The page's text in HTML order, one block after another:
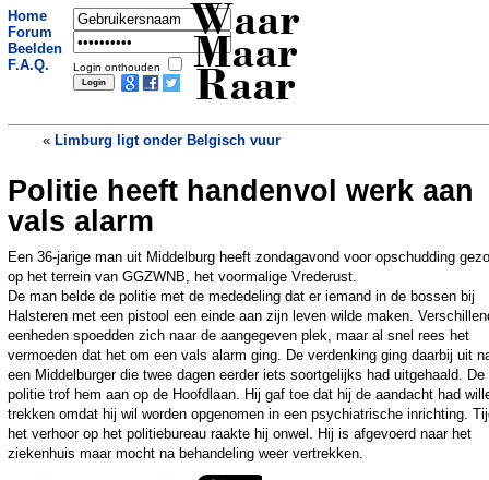
Home
Forum
Beelden
F.A.Q.
Login onthouden
Waar
Maar
Raar
« Limburg ligt onder Belgisch vuur
Visitekaart doet DVD-piraat de das om»
Politie heeft handenvol werk aan
vals alarm
Een 36-jarige man uit Middelburg heeft zondagavond voor opschudding
op het terrein van GGZWNB, het voormalige Vrederust.
De man belde de politie met de mededeling dat er iemand in de bossen bij
Halsteren met een pistool een einde aan zijn leven wilde maken.
eenheden spoedden zich naar de aangegeven plek, maar al snel rees het
vermoeden dat het om een vals alarm ging. De verdenking ging daarbij uit
een Middelburger die twee dagen eerder iets soortgelijks had uitgehaald. De
politie trof hem aan op de Hoofdlaan. Hij gaf toe dat hij de aandacht had
trekken omdat hij wil worden opgenomen in een psychiatrische inrichting.
het verhoor op het politiebureau raakte hij onwel. Hij is afgevoerd naar het
ziekenhuis maar mocht na behandeling weer vertrekken.